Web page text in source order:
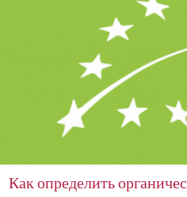
Как определить